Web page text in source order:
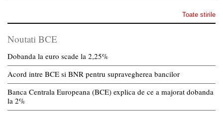
Toate stirile
Noutati BCE
Dobanda la euro scade la 2,25%
Acord intre BCE si BNR pentru supravegherea bancilor
Banca Centrala Europeana (BCE) explica de ce a majorat dobanda
la 2%